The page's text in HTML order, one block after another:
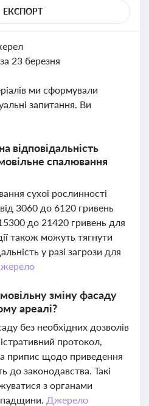
ЕКСПОРТ
23 березня
ми сформували
запитання. Ви
відповідальність
спалювання
сухої рослинності
3060 до 6120 гривень
до 21420 гривень для
також можуть тягнути
у разі загрози для
зміну фасаду
ареалі?
без необхідних дозволів
протокол,
припис щодо приведення
до законодавства. Такі
з органами
Джерело